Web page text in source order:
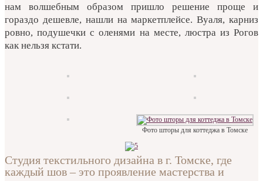
нам волшебным образом пришло решение проще и
гораздо дешевле, нашли на маркетплейсе. Вуаля, карниз
ровно, подушечки с оленями на месте, люстра из Рогов
как нельзя кстати.
Фото шторы для коттеджа в Томске
Студия текстильного дизайна в г. Томске, где
каждый шов – это проявление мастерства и